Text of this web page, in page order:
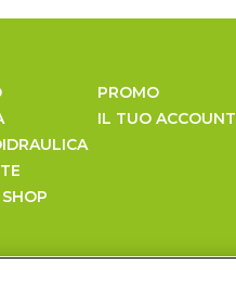
PROMO
IL TUO ACCOUNT